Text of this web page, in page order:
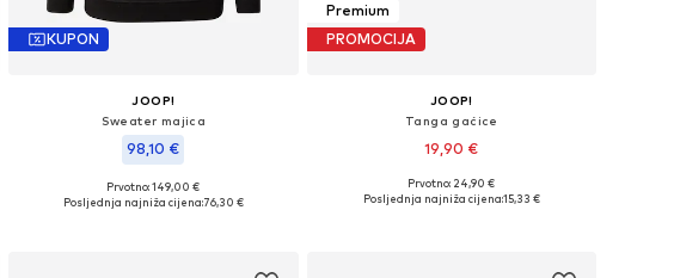
KUPON
JOOP!
Sweater majica
98,10 €
+1
Dostupne veličine: XXS, XS, S, M, XL, XXL
Prvotno: 149,00 €
Posljednja najniža cijena:76,30 €
Premium
PROMOCIJA
JOOP!
Tanga gaćice
19,90 €
Dostupne veličine: XS, S, M, L, XL
Prvotno: 24,90 €
Posljednja najniža cijena:15,33 €